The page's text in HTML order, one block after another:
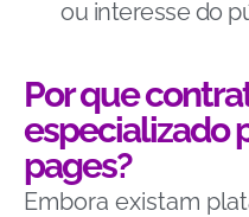
ou interesse do
Por que
especializado
pages?
Embora existam